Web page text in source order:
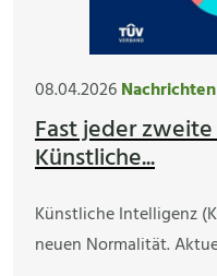
08.04.2026Nachrichten
Fast jeder
Künstliche...
Künstliche Intelligenz
neuen Normalität.